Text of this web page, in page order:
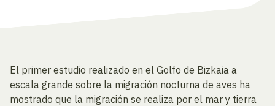
El primer estudio realizado en el Golfo de Bizkaia a
escala grande sobre la migración nocturna de aves ha
mostrado que la migración se realiza por el mar y tierra